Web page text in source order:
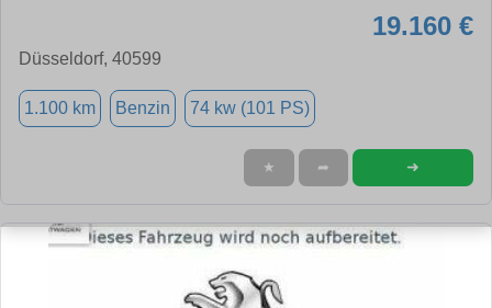
19.160 €
Düsseldorf, 40599
1.100 km Benzin 74 kw (101 PS)
★ ➦ ➜